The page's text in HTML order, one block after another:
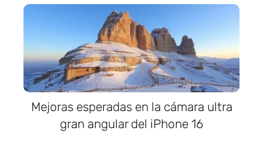
Mejoras esperadas en la cámara ultra
gran angular del iPhone 16